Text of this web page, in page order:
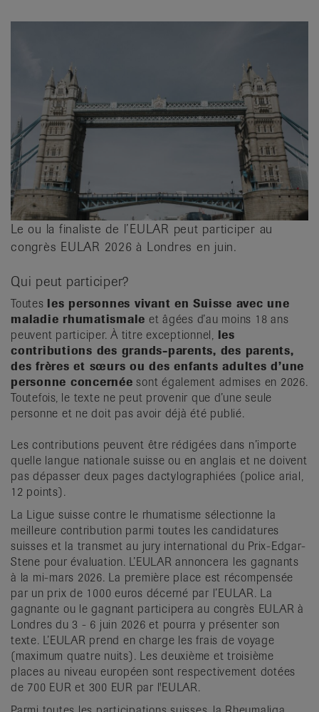
Le ou la finaliste de l’EULAR peut participer au
congrès EULAR 2026 à Londres en juin.
Qui peut participer?
Toutes les personnes vivant en Suisse avec une
maladie rhumatismale et âgées d’au moins 18 ans
peuvent participer. À titre exceptionnel, les
contributions des grands-parents, des parents,
des frères et sœurs ou des enfants adultes d’une
personne concernée sont également admises en 2026.
Toutefois, le texte ne peut provenir que d’une seule
personne et ne doit pas avoir déjà été publié.
Les contributions peuvent être rédigées dans n’importe
quelle langue nationale suisse ou en anglais et ne doivent
pas dépasser deux pages dactylographiées (police arial,
12 points).
La Ligue suisse contre le rhumatisme sélectionne la
meilleure contribution parmi toutes les candidatures
suisses et la transmet au jury international du Prix-Edgar-
Stene pour évaluation. L’EULAR annoncera les gagnants
à la mi-mars 2026. La première place est récompensée
par un prix de 1000 euros décerné par l’EULAR. La
gagnante ou le gagnant participera au congrès EULAR à
Londres du 3 - 6 juin 2026 et pourra y présenter son
texte. L’EULAR prend en charge les frais de voyage
(maximum quatre nuits). Les deuxième et troisième
places au niveau européen sont respectivement dotées
de 700 EUR et 300 EUR par l'EULAR.